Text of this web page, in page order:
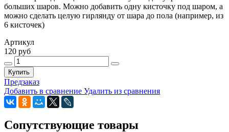
больших шаров. Можно добавить одну кисточку под шаром, а
можно сделать целую гирлянду от шара до пола (например, из
6 кисточек)
Артикул
120 руб
Купить
Предзаказ
Добавить в сравнение Удалить из сравнения
Сопутствующие товары